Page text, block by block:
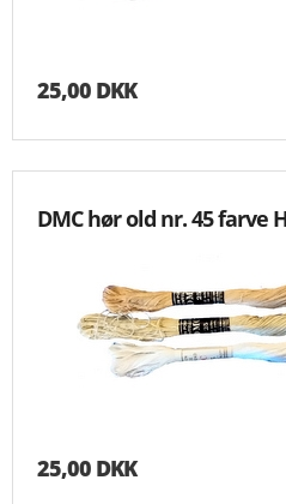
25,00 DKK
DMC hør old nr. 45 farve
25,00 DKK